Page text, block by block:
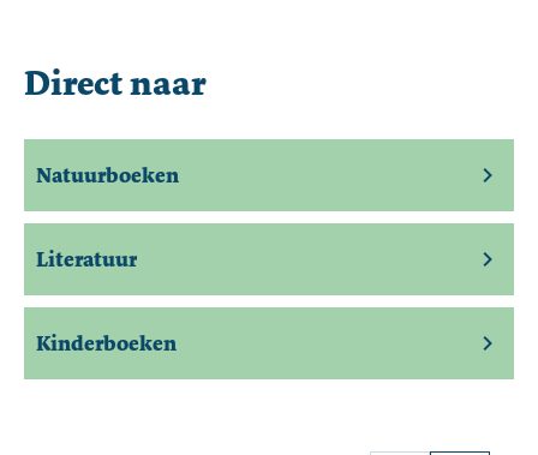
Direct naar
Natuurboeken
Literatuur
Kinderboeken